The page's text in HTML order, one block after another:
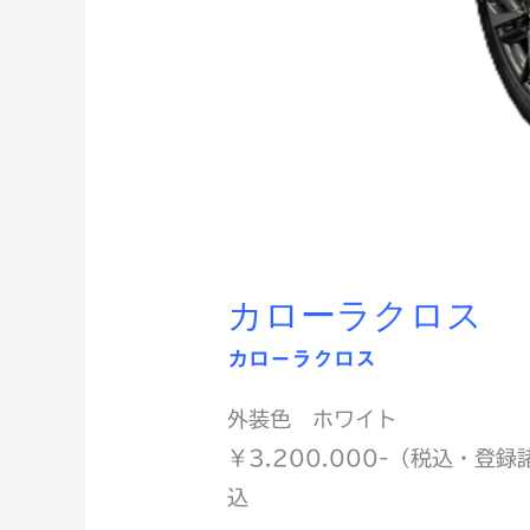
カローラクロス
カローラクロス
外装色 ホワイト
￥3.200.000-（税込・登録
込